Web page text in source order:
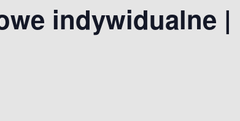
indywidualne |